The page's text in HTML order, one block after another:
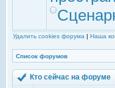
Удалить cookies форума | Наша
Список форумов
Кто сейчас на форуме